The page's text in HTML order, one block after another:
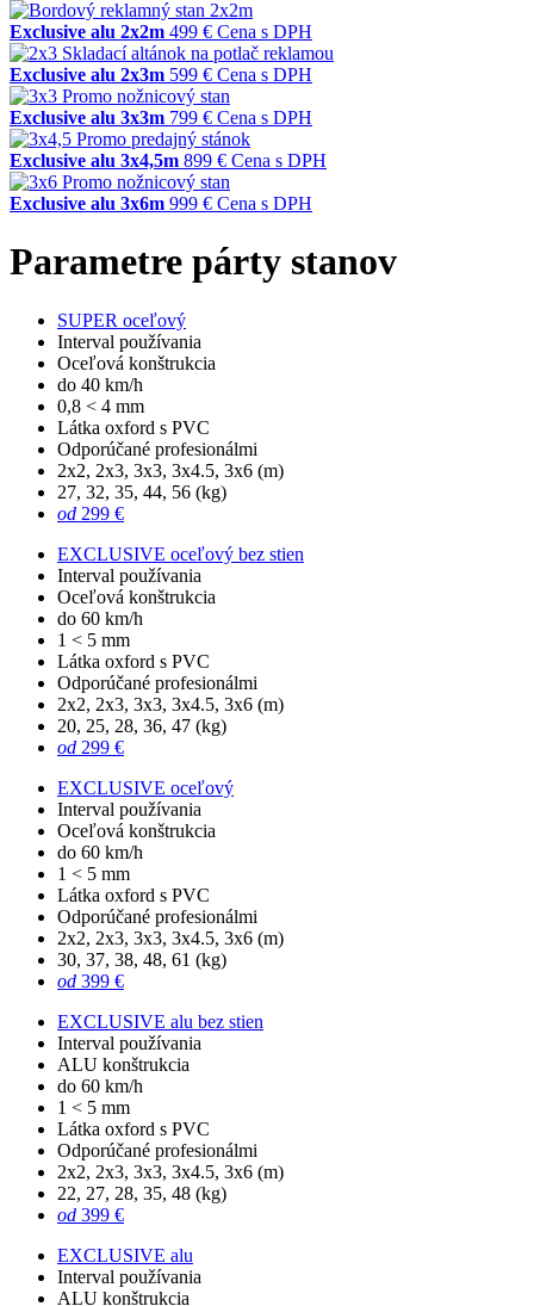
Exclusive alu 2x2m 499 € Cena s DPH
Exclusive alu 2x3m 599 € Cena s DPH
Exclusive alu 3x3m 799 € Cena s DPH
Exclusive alu 3x4,5m 899 € Cena s DPH
Exclusive alu 3x6m 999 € Cena s DPH
Parametre párty stanov
SUPER oceľový
Interval používania
Oceľová konštrukcia
do 40 km/h
0,8 < 4 mm
Látka oxford s PVC
Odporúčané profesionálmi
2x2, 2x3, 3x3, 3x4.5, 3x6 (m)
27, 32, 35, 44, 56 (kg)
od 299 €
EXCLUSIVE oceľový bez stien
Interval používania
Oceľová konštrukcia
do 60 km/h
1 < 5 mm
Látka oxford s PVC
Odporúčané profesionálmi
2x2, 2x3, 3x3, 3x4.5, 3x6 (m)
20, 25, 28, 36, 47 (kg)
od 299 €
EXCLUSIVE oceľový
Interval používania
Oceľová konštrukcia
do 60 km/h
1 < 5 mm
Látka oxford s PVC
Odporúčané profesionálmi
2x2, 2x3, 3x3, 3x4.5, 3x6 (m)
30, 37, 38, 48, 61 (kg)
od 399 €
EXCLUSIVE alu bez stien
Interval používania
ALU konštrukcia
do 60 km/h
1 < 5 mm
Látka oxford s PVC
Odporúčané profesionálmi
2x2, 2x3, 3x3, 3x4.5, 3x6 (m)
22, 27, 28, 35, 48 (kg)
od 399 €
EXCLUSIVE alu
Interval používania
ALU konštrukcia